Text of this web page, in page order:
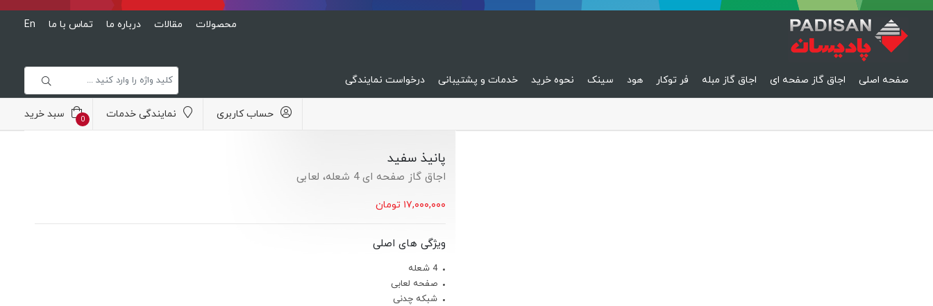
محصولات مقالات درباره ما تماس با ما En
صفحه اصلی اجاق گاز صفحه ای اجاق گاز مبله فر توکار هود سینک نحوه خرید خدمات و پشتیبانی درخواست نمایندگی
0 سبد خرید نمایندگی خدمات حساب کاربری
پانیذ سفید
اجاق گاز صفحه ای 4 شعله، لعابی
۱۷,۰۰۰,۰۰۰ تومان
ویژگی های اصلی
4 شعله
صفحه لعابی
شبکه چدنی